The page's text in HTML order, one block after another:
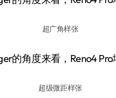
超广角样张
超级微距样张